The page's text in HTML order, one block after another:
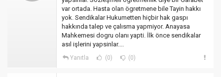
var ortada. Hasta olan ögretmene bile Tayin hakkı
yok. Sendikalar Hukumetten hiçbir hak gaspı
hakkında talep ve çalısma yapmiyor. Anayasa
Mahkemesi dogru olanı yapti. İlk önce sendikalar
asıl işlerini yapsinlar....
Yanıtla (0) (0)